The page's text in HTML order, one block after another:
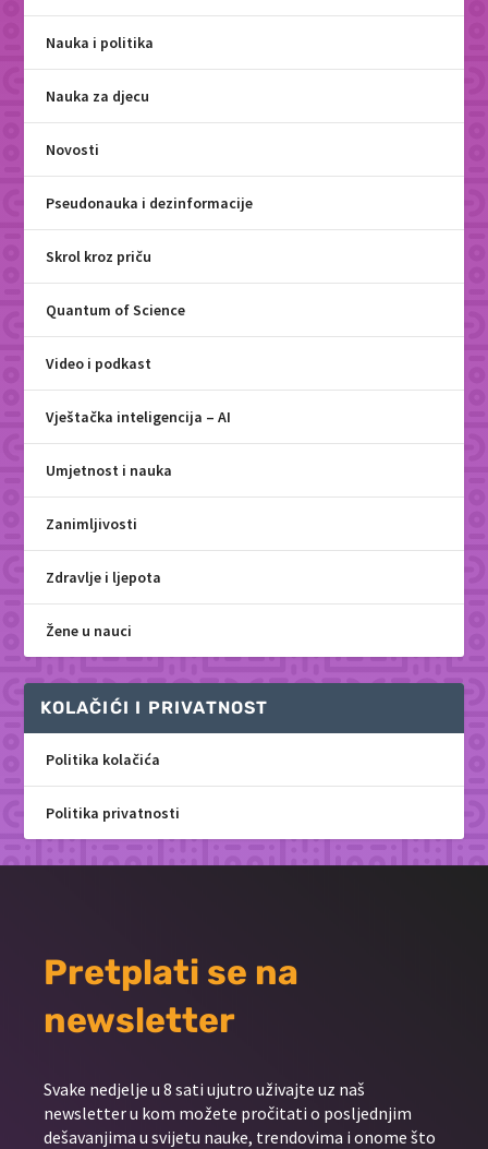
Nauka i politika
Nauka za djecu
Novosti
Pseudonauka i dezinformacije
Skrol kroz priču
Quantum of Science
Video i podkast
Vještačka inteligencija – AI
Umjetnost i nauka
Zanimljivosti
Zdravlje i ljepota
Žene u nauci
KOLAČIĆI I PRIVATNOST
Politika kolačića
Politika privatnosti
Pretplati se na
newsletter
Svake nedjelje u 8 sati ujutro uživajte uz naš
newsletter u kom možete pročitati o posljednjim
dešavanjima u svijetu nauke, trendovima i onome što